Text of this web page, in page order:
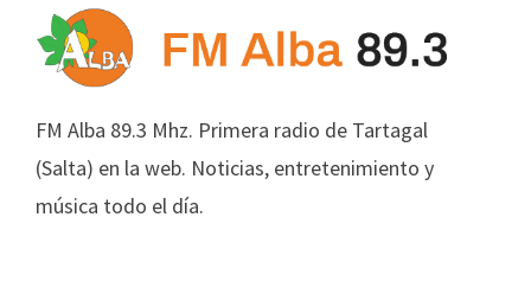
FM Alba 89.3 Mhz. Primera radio de Tartagal
(Salta) en la web. Noticias, entretenimiento y
música todo el día.